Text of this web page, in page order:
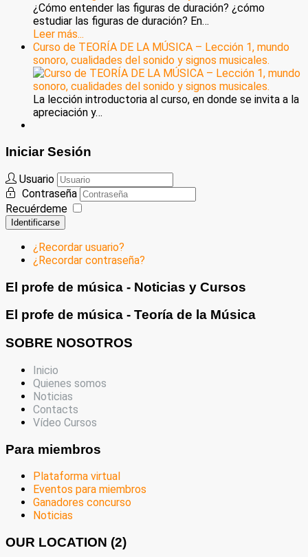
¿Cómo entender las figuras de duración? ¿cómo
estudiar las figuras de duración? En…
Leer más...
Curso de TEORÍA DE LA MÚSICA – Lección 1, mundo
sonoro, cualidades del sonido y signos musicales.
La lección introductoria al curso, en donde se invita a la
apreciación y…
Iniciar Sesión
Usuario
Contraseña
Recuérdeme
Identificarse
¿Recordar usuario?
¿Recordar contraseña?
El profe de música - Noticias y Cursos
El profe de música - Teoría de la Música
SOBRE NOSOTROS
Inicio
Quienes somos
Noticias
Contacts
Vídeo Cursos
Para miembros
Plataforma virtual
Eventos para miembros
Ganadores concurso
Noticias
OUR LOCATION (2)